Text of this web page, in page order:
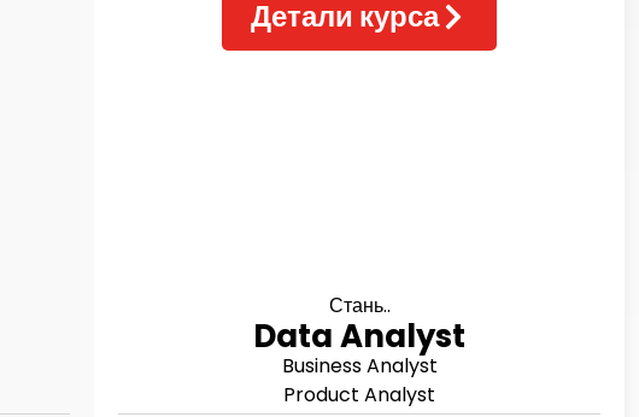
Детали курса
Стань..
Data Analyst
Business Analyst
Product Analyst